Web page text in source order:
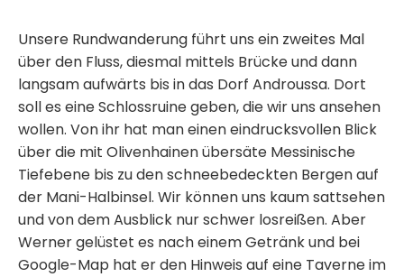
Unsere Rundwanderung führt uns ein zweites Mal
über den Fluss, diesmal mittels Brücke und dann
langsam aufwärts bis in das Dorf Androussa. Dort
soll es eine Schlossruine geben, die wir uns ansehen
wollen. Von ihr hat man einen eindrucksvollen Blick
über die mit Olivenhainen übersäte Messinische
Tiefebene bis zu den schneebedeckten Bergen auf
der Mani-Halbinsel. Wir können uns kaum sattsehen
und von dem Ausblick nur schwer losreißen. Aber
Werner gelüstet es nach einem Getränk und bei
Google-Map hat er den Hinweis auf eine Taverne im